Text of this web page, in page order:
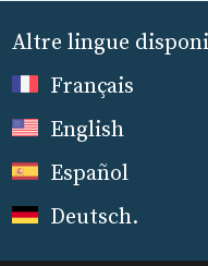
Altre lingue
Français
English
Español
Deutsch.